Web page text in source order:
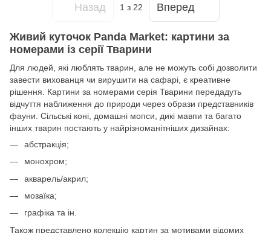
Назад 1 з 22 Вперед
Живий куточок Panda Market: картини за
номерами із серії Тварини
Для людей, які люблять тварин, але не можуть собі дозволити
завести вихованця чи вирушити на сафарі, є креативне
рішення. Картини за номерами серія Тварини передадуть
відчуття наближення до природи через образи представників
фауни. Сільські коні, домашні мопси, дикі мавпи та багато
інших тварин постають у найрізноманітніших дизайнах:
абстракція;
монохром;
акварель/акрил;
мозаїка;
графіка та ін.
Також представлено колекцію картин за мотивами відомих